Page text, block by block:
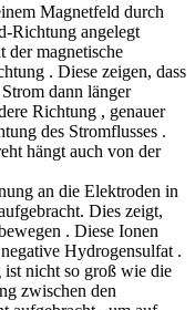
Magnetfeld durch
Richtung angelegt
der magnetische
. Diese zeigen, dass
dann länger
Richtung , genauer
des Stromflusses .
hängt auch von der
an die Elektroden in
Dies zeigt,
. Diese Ionen
Hydrogensulfat .
nicht so groß wie die
zwischen den